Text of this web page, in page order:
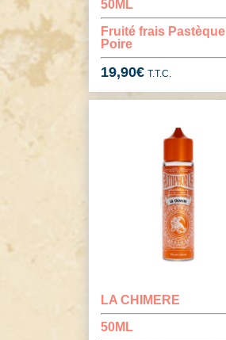
50ML
Fruité frais Pastèque
Poire
19,90€ T.T.C.
LA CHIMERE
50ML